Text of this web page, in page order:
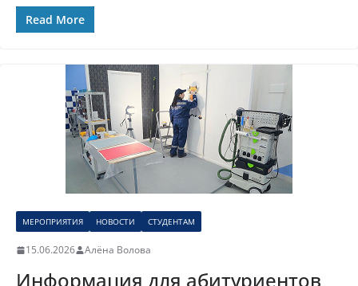
Read More
МЕРОПРИЯТИЯ НОВОСТИ СТУДЕНТАМ
15.06.2026 Алёна Волова
Информация для абитуриентов